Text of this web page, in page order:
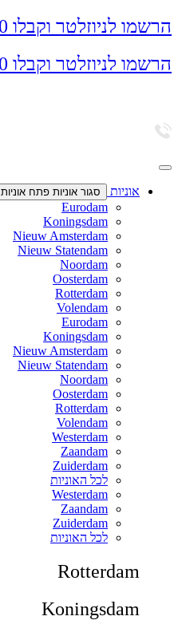
דלג
לתוכן
הרשמו לניוזלטר וקבלו $50 מתנת הצטרפות
הרשמו לניוזלטר וקבלו $50 מתנת הצטרפות
אוניות סגור אוניות פתח אוניות
Eurodam
Koningsdam
Nieuw Amsterdam
Nieuw Statendam
Noordam
Oosterdam
Rotterdam
Volendam
Eurodam
Koningsdam
Nieuw Amsterdam
Nieuw Statendam
Noordam
Oosterdam
Rotterdam
Volendam
Westerdam
Zaandam
Zuiderdam
לכל האוניות
Westerdam
Zaandam
Zuiderdam
לכל האוניות
Rotterdam
Koningsdam